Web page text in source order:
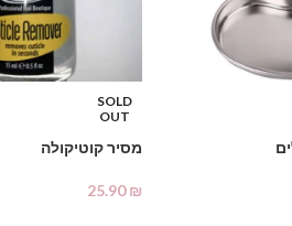
SOLD
OUT
מסיר קוטיקולה
25.90₪